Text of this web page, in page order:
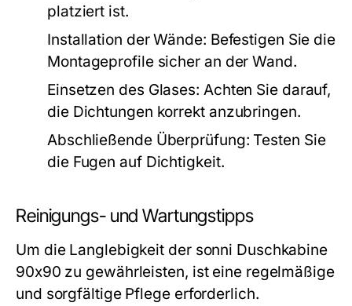
platziert ist.
Installation der Wände: Befestigen Sie die
Montageprofile sicher an der Wand.
Einsetzen des Glases: Achten Sie darauf,
die Dichtungen korrekt anzubringen.
Abschließende Überprüfung: Testen Sie
die Fugen auf Dichtigkeit.
Reinigungs- und Wartungstipps
Um die Langlebigkeit der sonni Duschkabine
90x90 zu gewährleisten, ist eine regelmäßige
und sorgfältige Pflege erforderlich.